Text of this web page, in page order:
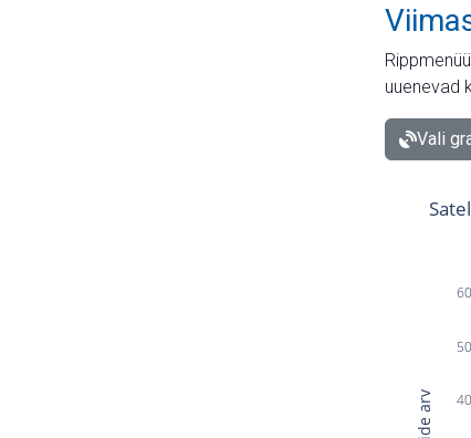
uuenevad
Vali
40
50
60